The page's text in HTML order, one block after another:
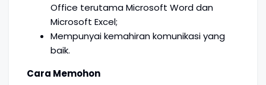
Office terutama Microsoft Word dan
Microsoft Excel;
Mempunyai kemahiran komunikasi yang
baik.
Cara Memohon